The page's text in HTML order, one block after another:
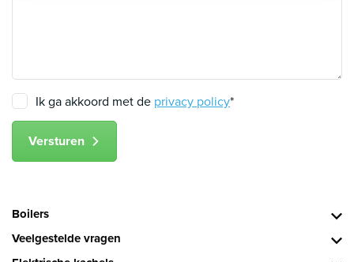
Ik ga akkoord met de privacy policy*
Versturen
Boilers
Veelgestelde vragen